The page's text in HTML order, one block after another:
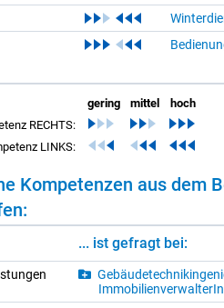
gering mittel
hoch
RECHTS:
LINKS:
Kom­pe­ten­zen aus dem
... ist gefragt bei:
Im­mo­bi­li­en­ver­wal­te­rIn